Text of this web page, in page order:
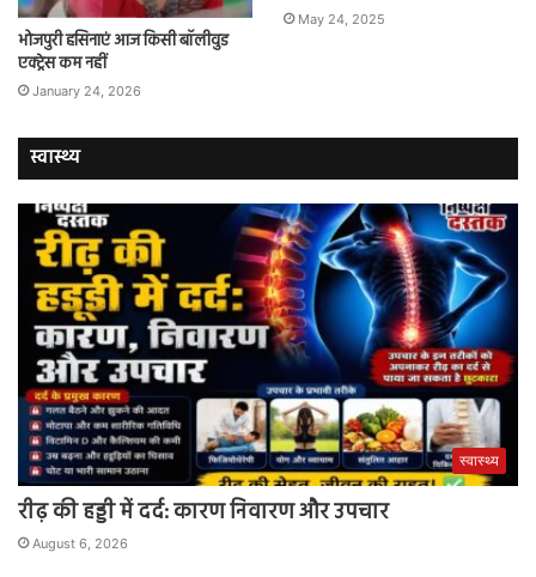
भोजपुरी हसिनाएं आज किसी बॉलीवुड
एक्ट्रेस कम नहीं
January 24, 2026
May 24, 2025
स्वास्थ्य
स्वास्थ्य
रीढ़ की हड्डी में दर्द: कारण निवारण और उपचार
August 6, 2026